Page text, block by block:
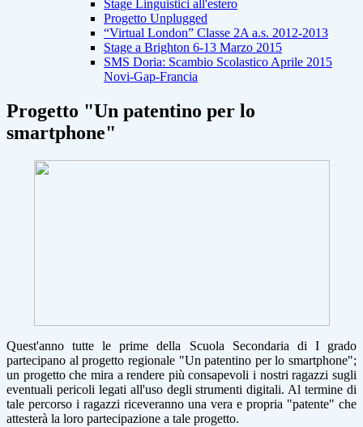
Stage Linguistici all'estero
Progetto Unplugged
“Virtual London” Classe 2A a.s. 2012-2013
Stage a Brighton 6-13 Marzo 2015
SMS Doria: Scambio Scolastico Aprile 2015
Novi-Gap-Francia
Progetto "Un patentino per lo
smartphone"
Quest'anno tutte le prime della Scuola Secondaria di I grado
partecipano al progetto regionale "Un patentino per lo smartphone";
un progetto che mira a rendere più consapevoli i nostri ragazzi sugli
eventuali pericoli legati all'uso degli strumenti digitali. Al termine di
tale percorso i ragazzi riceveranno una vera e propria "patente" che
attesterà la loro partecipazione a tale progetto.